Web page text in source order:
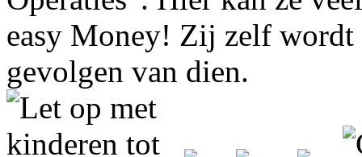
easy Money! Zij zelf wordt
gevolgen van dien.